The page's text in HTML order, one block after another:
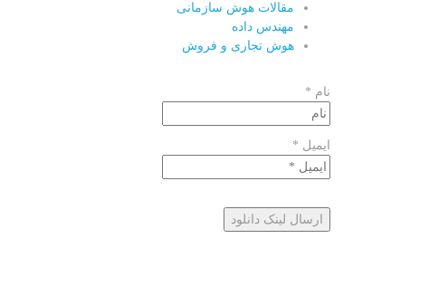
مقالات هوش سازمانی
مهندس داده
هوش تجاری و فروش
نام *
ایمیل *